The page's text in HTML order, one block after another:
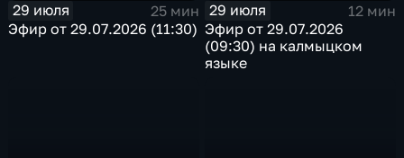
29 июля
25 мин
Эфир от 29.07.2026 (11:30)
29 июля
12 мин
Эфир от 29.07.2026
(09:30) на калмыцком
языке